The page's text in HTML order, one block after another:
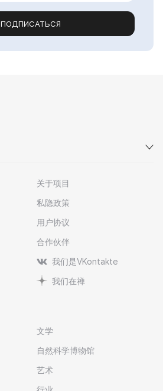
ПОДПИСАТЬСЯ
关于项目
私隐政策
用户协议
合作伙伴
我们是VKontakte
我们在禅
文学
自然科学博物馆
艺术